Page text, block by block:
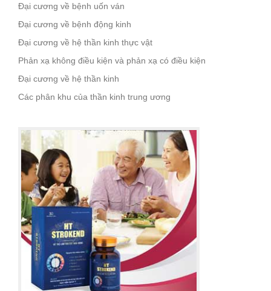
Đại cương về bệnh uốn ván
Đại cương về bệnh động kinh
Đại cương về hệ thần kinh thực vật
Phản xạ không điều kiện và phản xạ có điều kiện
Đại cương về hệ thần kinh
Các phân khu của thần kinh trung ương